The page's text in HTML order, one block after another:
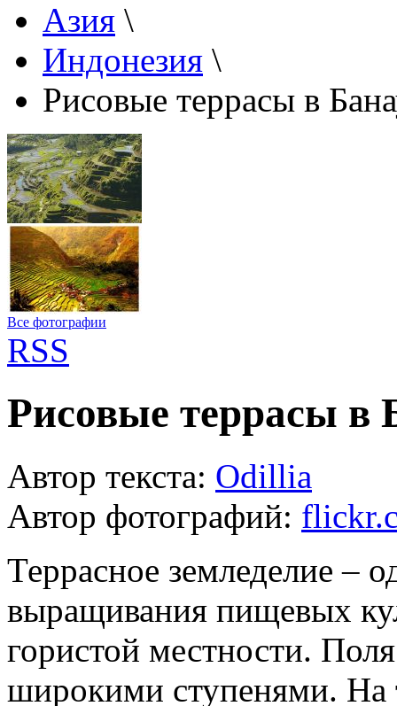
Азия \
Индонезия \
Рисовые террасы в
Все фотографии
RSS
Рисовые террасы в
Автор текста: Odillia
Автор фотографий:
Террасное земледелие –
выращивания пищевых
гористой местности.
широкими ступенями. На